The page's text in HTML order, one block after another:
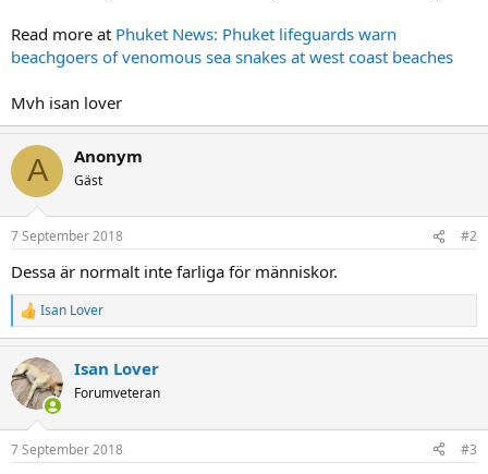
Read more at Phuket News: Phuket lifeguards warn
beachgoers of venomous sea snakes at west coast beaches
Mvh isan lover
A Anonym
Gäst
7 September 2018 #2
Dessa är normalt inte farliga för människor.
R
e
c
t
i
s
Isan Lover
Isan Lover
Forumveteran
7 September 2018 #3